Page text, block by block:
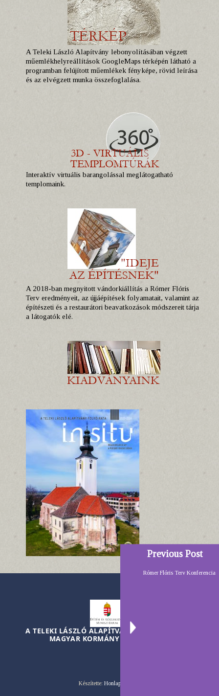
A Teleki László Alapítvány lebonyolításában végzett
műemlékhelyreállítások GoogleMaps térképén látható a
programban felújított műemlékek fényképe, rövid leírása
és az elvégzett munka összefoglalása.
Interaktív virtuális barangolással meglátogatható
templomaink.
A 2018-ban megnyitott vándorkiállítás a Rómer Flóris
Terv eredményeit, az újjáépítések folyamatait, valamint az
építészeti és a restaurátori beavatkozások módszereit tárja
a látogatók elé.
A TELEKI LÁSZLÓ ALAPÍTVÁNY MŰKÖDÉSÉT A
MAGYAR KORMÁNY TÁMOGATJA
Készítette: HonlapCentrum
Previous Post
Rómer Flóris Terv Konferencia